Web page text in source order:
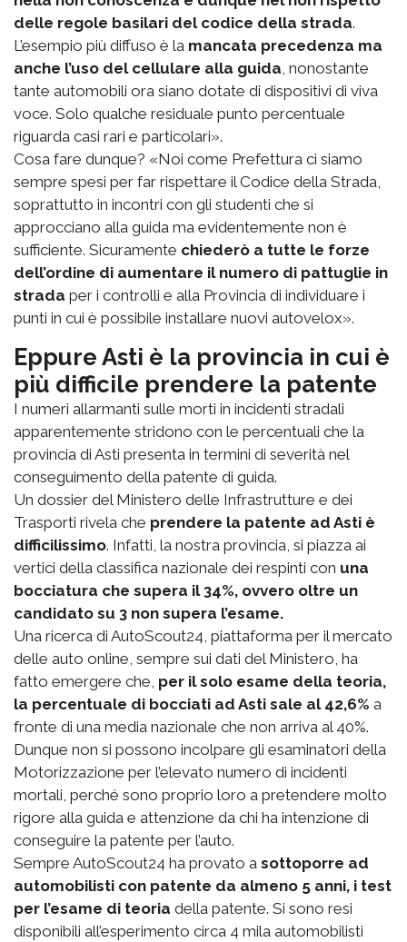
delle regole basilari del codice della strada.
L’esempio più diffuso è la mancata precedenza ma
anche l’uso del cellulare alla guida , nonostante
tante automobili ora siano dotate di dispositivi di viva
voce. Solo qualche residuale punto percentuale
riguarda casi rari e particolari».
Cosa fare dunque? «Noi come Prefettura ci siamo
sempre spesi per far rispettare il Codice della Strada,
soprattutto in incontri con gli studenti che si
approcciano alla guida ma evidentemente non è
sufficiente. Sicuramente chiederò a tutte le forze
dell’ordine di aumentare il numero di pattuglie in
strada per i controlli e alla Provincia di individuare i
punti in cui è possibile installare nuovi autovelox».
Eppure Asti è la provincia in cui è
più difficile prendere la patente
I numeri allarmanti sulle morti in incidenti stradali
apparentemente stridono con le percentuali che la
provincia di Asti presenta in termini di severità nel
conseguimento della patente di guida.
Un dossier del Ministero delle Infrastrutture e dei
Trasporti rivela che prendere la patente ad Asti è
difficilissimo. Infatti, la nostra provincia, si piazza ai
vertici della classifica nazionale dei respinti con una
bocciatura che supera il 34%, ovvero oltre un
candidato su 3 non supera l’esame.
Una ricerca di AutoScout24, piattaforma per il mercato
delle auto online, sempre sui dati del Ministero, ha
fatto emergere che, per il solo esame della teoria,
la percentuale di bocciati ad Asti sale al 42,6% a
fronte di una media nazionale che non arriva al 40%.
Dunque non si possono incolpare gli esaminatori della
Motorizzazione per l’elevato numero di incidenti
mortali, perché sono proprio loro a pretendere molto
rigore alla guida e attenzione da chi ha intenzione di
conseguire la patente per l’auto.
Sempre AutoScout24 ha provato a sottoporre ad
automobilisti con patente da almeno 5 anni, i test
per l’esame di teoria della patente. Si sono resi
disponibili all’esperimento circa 4 mila automobilisti